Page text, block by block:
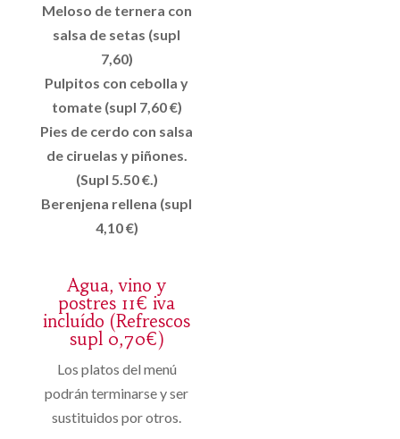
Meloso de ternera con
salsa de setas (supl
7,60)
Pulpitos con cebolla y
tomate (supl 7,60 €)
Pies de cerdo con salsa
de ciruelas y piñones.
(Supl 5.50 €.)
Berenjena rellena (supl
4,10 €)
Agua, vino y
postres 11€ iva
incluído (Refrescos
supl 0,70€)
Los platos del menú
podrán terminarse y ser
sustituidos por otros.